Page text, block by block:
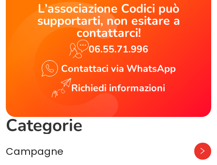
L’associazione Codici può
supportarti, non esitare a
contattarci!
06.55.71.996
Contattaci via WhatsApp
Richiedi informazioni
Categorie
Campagne